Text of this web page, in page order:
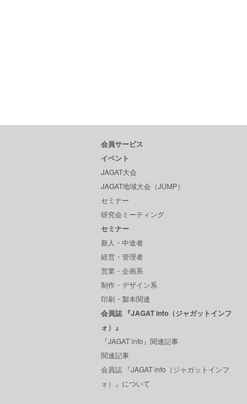
会員サービス
イベント
JAGAT大会
JAGAT地域大会（JUMP）
セミナー
研究会ミーティング
セミナー
新人・中途者
経営・管理者
営業・企画系
制作・デザイン系
印刷・製本関連
会員誌 『JAGAT info（ジャガットインフ
ォ）』
『JAGAT info』関連記事
関連記事
会員誌 『JAGAT info（ジャガットインフ
ォ）』について